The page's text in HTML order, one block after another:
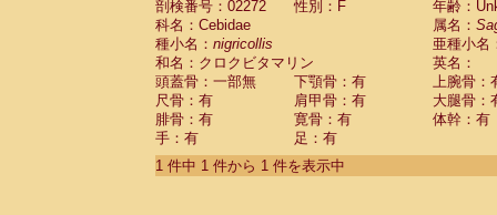
Cebidae Saguinus leucopus (0)
Cebidae
CebidaeSaguinus mystax
CebidaeSaguinus nigricollis (1)
Cebidae Saguinus oedipus
Cebidae Saguinus weddelli
Cebidae Saguinusspp.
Cebidae Aotus trivirgatus
Cebidae Cebus albifrons
剖検番号：02272
性別：F
年齢：
科名：Cebidae
属名：
種小名： nigricollis
亜種小名
和名：クロクビタマリン
英名：
頭蓋骨：一部無
下顎骨：有
上腕骨：
尺骨：有
肩甲骨：有
大腿骨：
腓骨：有
寛骨：有
体幹：有
手：有
足：有
1 件中 1 件から 1 件を表示中